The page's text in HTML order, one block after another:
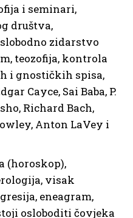
i seminari,
društva,
zidarstvo
teozofija, kontrola
i gnostičkih spisa,
Cayce, Sai Baba, P.
Richard Bach,
Anton LaVey i
(horoskop),
visak
eneagram,
osloboditi čovjeka